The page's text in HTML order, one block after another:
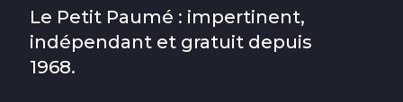
Le Petit Paumé : impertinent,
indépendant et gratuit depuis
1968.